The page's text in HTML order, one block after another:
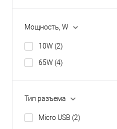
Мощность, W
10W (2)
65W (4)
Тип разъема
Micro USB (2)